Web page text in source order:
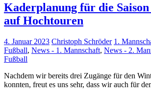
Kaderplanung für die
auf Hochtouren
4. Januar 2023 Christoph Schröder 1.
Fußball, News - 1. Mannschaft, News - 2.
Fußball
Nachdem wir bereits drei Zugänge für den
konnten, freut es uns sehr, dass wir auch für